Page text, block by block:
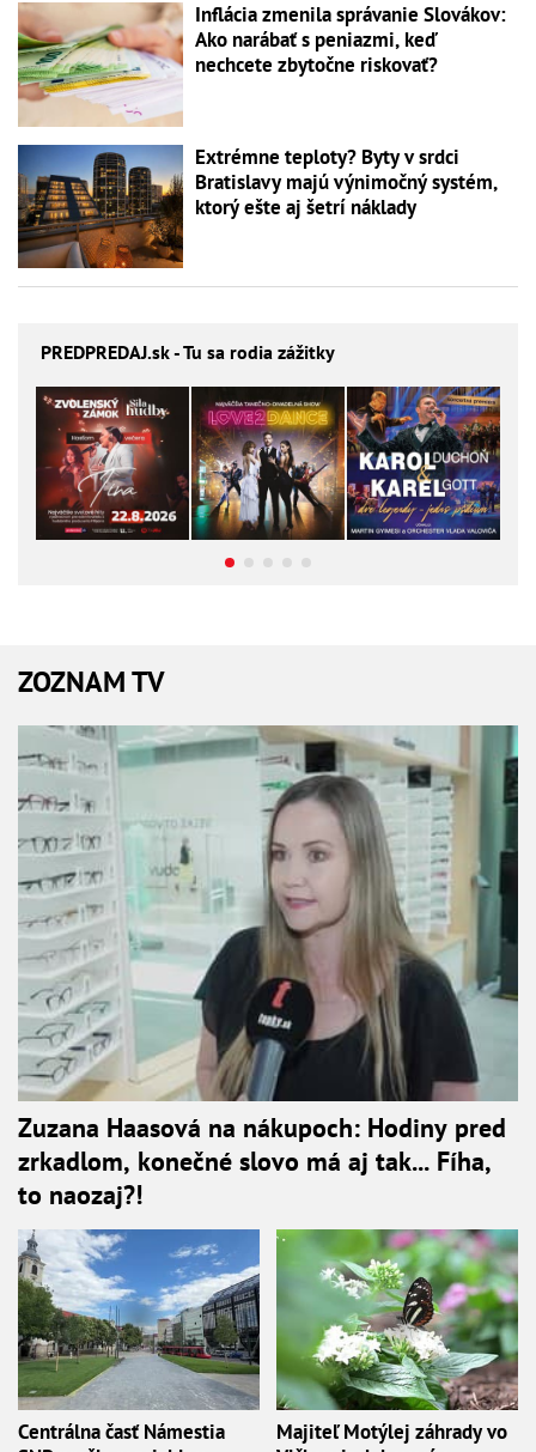
Inflácia zmenila správanie Slovákov:
Ako narábať s peniazmi, keď
nechcete zbytočne riskovať?
Extrémne teploty? Byty v srdci
Bratislavy majú výnimočný systém,
ktorý ešte aj šetrí náklady
PREDPREDAJ.sk - Tu sa rodia zážitky
ZOZNAM TV
Zuzana Haasová na nákupoch: Hodiny pred
zrkadlom, konečné slovo má aj tak... Fíha,
to naozaj?!
Centrálna časť Námestia
Majiteľ Motýlej záhrady vo